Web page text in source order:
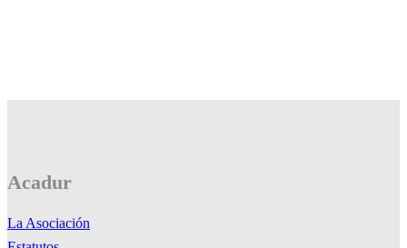
Acadur
La Asociación